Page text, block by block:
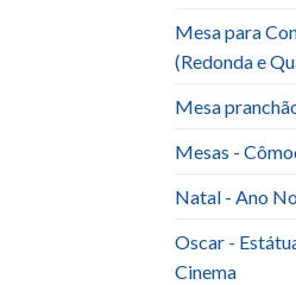
Mesa para
(Redonda e
Mesa
Mesas -
Natal - Ano
Oscar -
Cinema